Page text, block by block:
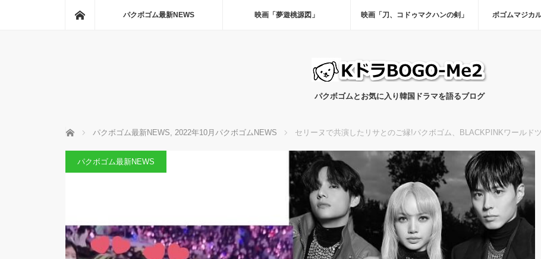
パクボゴム最新NEWS 映画「夢遊桃源図」 映画「刀、コドゥマクハンの剣」 ボゴムマジカ
パクボゴムとお気に入り韓国ドラマを語るブログ
ホーム パクボゴム最新NEWS, 2022年10月パクボゴムNEWS セリーヌで共演したリサとのご縁!パクボゴム、BLACKPINKワールド
パクボゴム最新NEWS